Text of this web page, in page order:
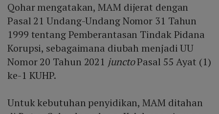
Qohar mengatakan, MAM dijerat dengan
Pasal 21 Undang-Undang Nomor 31 Tahun
1999 tentang Pemberantasan Tindak Pidana
Korupsi, sebagaimana diubah menjadi UU
Nomor 20 Tahun 2021 junctoPasal 55 Ayat (1)
ke-1 KUHP.
Untuk kebutuhan penyidikan, MAM ditahan